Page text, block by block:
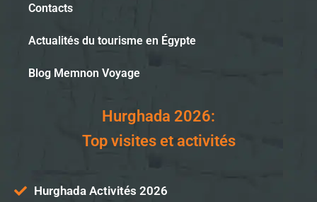
Contacts
Actualités du tourisme en Égypte
Blog Memnon Voyage
Hurghada 2026:
Top visites et activités
Hurghada Activités 2026